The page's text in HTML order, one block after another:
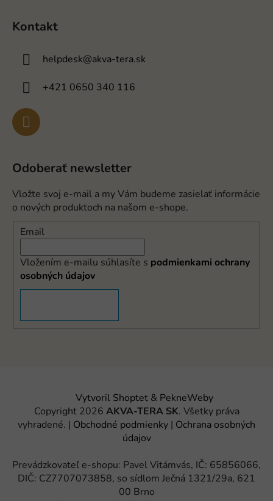
Kontakt
helpdesk@akva-tera.sk
+421 0650 340 116
Odoberať newsletter
Vložte svoj e-mail a my Vám budeme zasielať informácie
o nových produktoch na našom e-shope.
Email
Vložením e-mailu súhlasíte s podmienkami ochrany
osobných údajov
Vytvoril Shoptet& PekneWeby
Copyright 2026 AKVA-TERA SK. Všetky práva
vyhradené. | Obchodné podmienky | Ochrana osobných
údajov
Prevádzkovateľ e-shopu: Pavel Vitámvás, IČ: 65856066,
DIČ: CZ7707073858, so sídlom Ječná 1321/29a, 621
00 Brno